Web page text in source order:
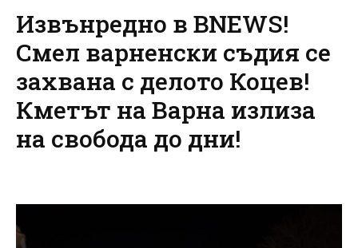
Извънредно в BNEWS!
Смел варненски съдия се
захвана с делото Коцев!
Кметът на Варна излиза
на свобода до дни!